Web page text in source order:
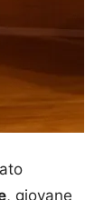
, giovane